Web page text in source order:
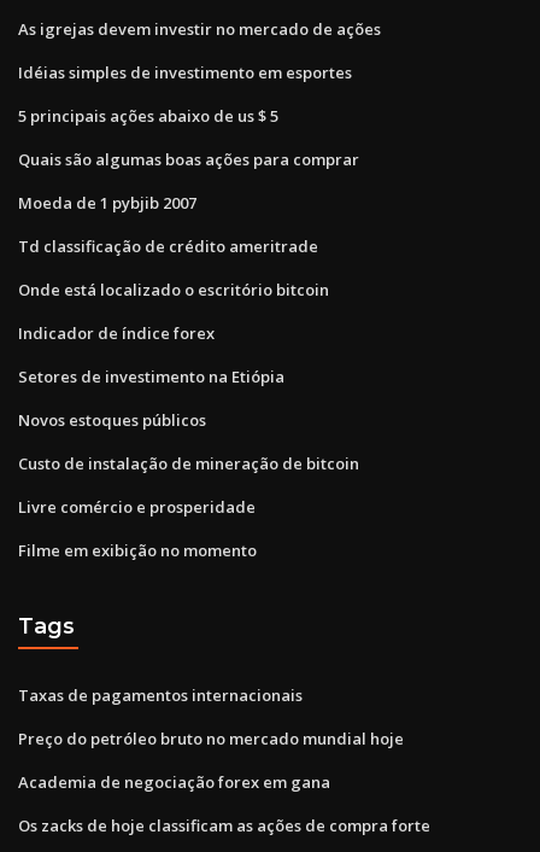
As igrejas devem investir no mercado de ações
Idéias simples de investimento em esportes
5 principais ações abaixo de us $ 5
Quais são algumas boas ações para comprar
Moeda de 1 pybjib 2007
Td classificação de crédito ameritrade
Onde está localizado o escritório bitcoin
Indicador de índice forex
Setores de investimento na Etiópia
Novos estoques públicos
Custo de instalação de mineração de bitcoin
Livre comércio e prosperidade
Filme em exibição no momento
Tags
Taxas de pagamentos internacionais
Preço do petróleo bruto no mercado mundial hoje
Academia de negociação forex em gana
Os zacks de hoje classificam as ações de compra forte